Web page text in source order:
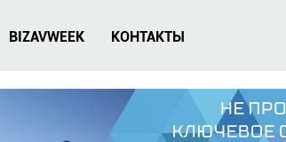
BIZAVWEEK КОНТАКТЫ